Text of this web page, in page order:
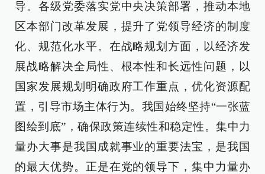
导。各级党委落实党中央决策部署，推动本地
区本部门改革发展，提升了党领导经济的制度
化、规范化水平。在战略规划方面，以经济发
展战略解决全局性、根本性和长远性问题，以
国家发展规划明确政府工作重点，优化资源配
置，引导市场主体行为。我国始终坚持“一张蓝
图绘到底”，确保政策连续性和稳定性。集中力
量办大事是我国成就事业的重要法宝，是我国
的最大优势。正是在党的领导下，集中力量办